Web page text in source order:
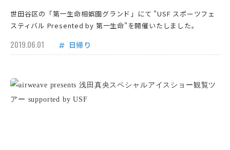
世田谷区の「第一生命相娯園グランド」にて "USF スポーツフェ
スティバル Presented by 第一生命"を開催いたしました。
2019.06.01 日帰り